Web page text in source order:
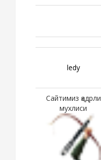
ledy
Сайтимиз қадрли
мухлиси